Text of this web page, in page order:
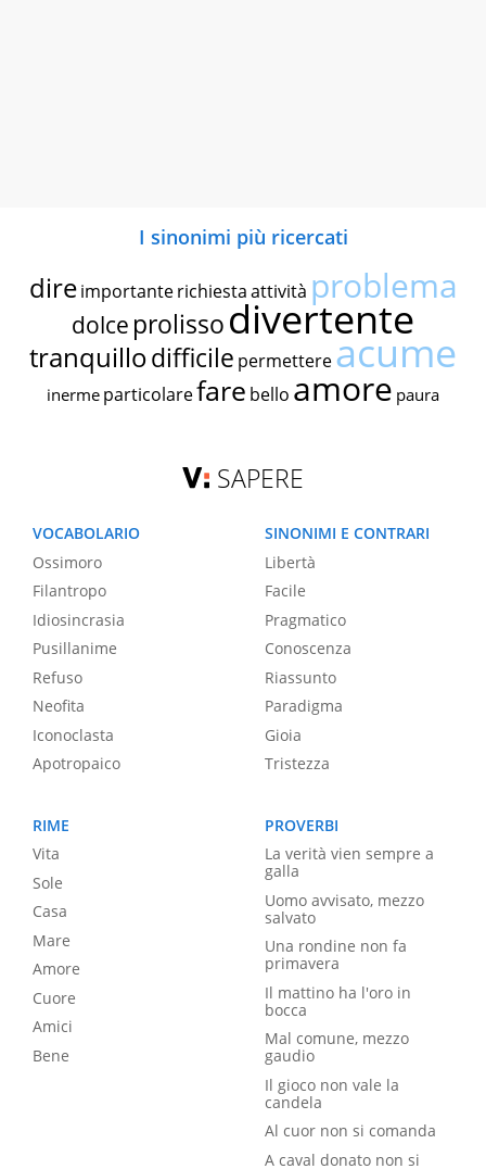
I sinonimi più ricercati
dire importante richiestaattività problema
dolce prolissodivertente
tranquillodifficile permettereacume
inerme particolarefare bello amore paura
SAPERE
VOCABOLARIO
Ossimoro
Filantropo
Idiosincrasia
Pusillanime
Refuso
Neofita
Iconoclasta
Apotropaico
SINONIMI E CONTRARI
Libertà
Facile
Pragmatico
Conoscenza
Riassunto
Paradigma
Gioia
Tristezza
RIME
Vita
Sole
Casa
Mare
Amore
Cuore
Amici
Bene
PROVERBI
La verità vien sempre a
galla
Uomo avvisato, mezzo
salvato
Una rondine non fa
primavera
Il mattino ha l'oro in
bocca
Mal comune, mezzo
gaudio
Il gioco non vale la
candela
Al cuor non si comanda
A caval donato non si